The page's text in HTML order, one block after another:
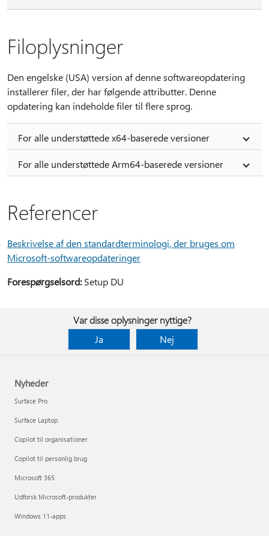
Filoplysninger
Den engelske (USA) version af denne softwareopdatering
installerer filer, der har følgende attributter. Denne
opdatering kan indeholde filer til flere sprog.
For alle understøttede x64-baserede versioner
For alle understøttede Arm64-baserede versioner
Referencer
Beskrivelse af den standardterminologi, der bruges om
Microsoft-softwareopdateringer
Forespørgselsord:Setup DU
Var disse oplysninger nyttige?
Ja
Nej
Nyheder
Surface Pro
Surface Laptop
Copilot til organisationer
Copilot til personlig brug
Microsoft 365
Udforsk Microsoft-produkter
Windows 11-apps